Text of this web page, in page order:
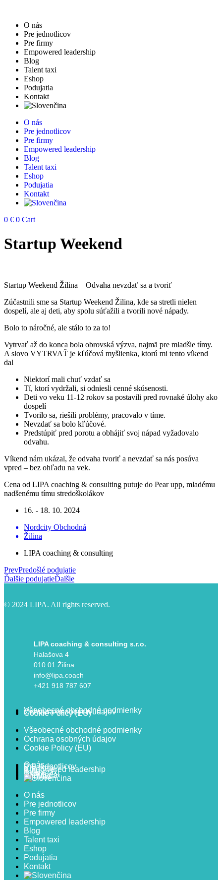
contentO nás
Pre jednotlicov
Pre firmy
Empowered leadership
Blog
Talent taxi
Eshop
Podujatia
Kontakt
O nás
Pre jednotlicov
Pre firmy
Empowered leadership
Blog
Talent taxi
Eshop
Podujatia
Kontakt
0 € 0 Cart
Startup Weekend
Startup Weekend Žilina – Odvaha nevzdať sa a tvoriť
Zúčastnili sme sa Startup Weekend Žilina, kde sa stretli nielen
dospelí, ale aj deti, aby spolu súťažili a tvorili nové nápady.
Bolo to náročné, ale stálo to za to!
Vytrvať až do konca bola obrovská výzva, najmä pre mladšie tímy.
A slovo VYTRVAŤ je kľúčová myšlienka, ktorú mi tento víkend
dal
Niektorí mali chuť vzdať sa
Tí, ktorí vydržali, si odniesli cenné skúsenosti.
Deti vo veku 11-12 rokov sa postavili pred rovnaké úlohy ako
dospelí
Tvorilo sa, riešili problémy, pracovalo v tíme.
Nevzdať sa bolo kľúčové.
Predstúpiť pred porotu a obhájiť svoj nápad vyžadovalo
odvahu.
Víkend nám ukázal, že odvaha tvoriť a nevzdať sa nás posúva
vpred – bez ohľadu na vek.
Cena od LIPA coaching & consulting putuje do Pear upp, mladému
nadšenému tímu stredoškolákov
16. - 18. 10. 2024
Nordcity Obchodná
Žilina
LIPA coaching & consulting
PrevPredošlé podujatie
Ďalšie podujatieĎalšie
© 2024 LIPA. All rights reserved.
LIPA coaching & consulting s.r.o.
Halašova 4
010 01 Žilina
info@lipa.coach
+421 918 787 607
Všeobecné obchodné podmienky
Ochrana osobných údajov
Cookie Policy (EU)
Všeobecné obchodné podmienky
Ochrana osobných údajov
Cookie Policy (EU)
O nás
Pre jednotlicov
Pre firmy
Empowered leadership
Blog
Talent taxi
Eshop
Podujatia
Kontakt
O nás
Pre jednotlicov
Pre firmy
Empowered leadership
Blog
Talent taxi
Eshop
Podujatia
Kontakt